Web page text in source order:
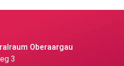
Oberaargau
3